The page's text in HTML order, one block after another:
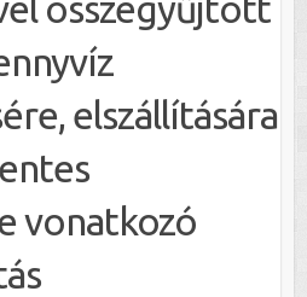
elszállítására
vonatkozó